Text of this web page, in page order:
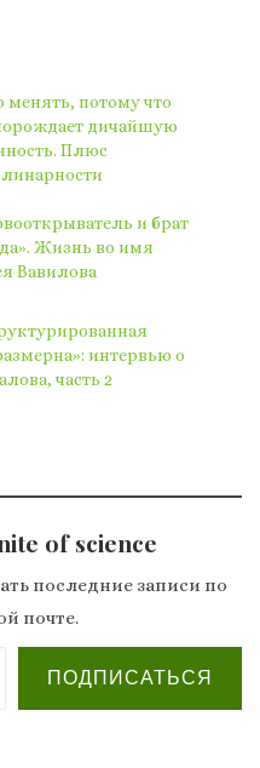
потому что
дичайшую
Плюс
и брат
Жизнь во имя
Вавилова
интервью о
часть 2
of science
последние записи по
почте.
почты…
ПОДПИСАТЬСЯ